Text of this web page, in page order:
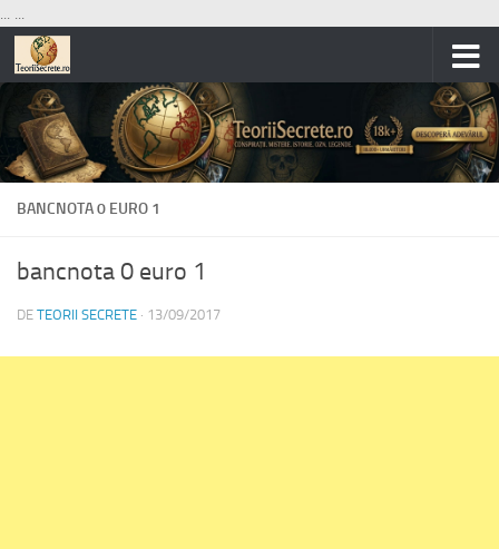
... ...
Skip to content
BANCNOTA 0 EURO 1
bancnota 0 euro 1
DE TEORII SECRETE · 13/09/2017